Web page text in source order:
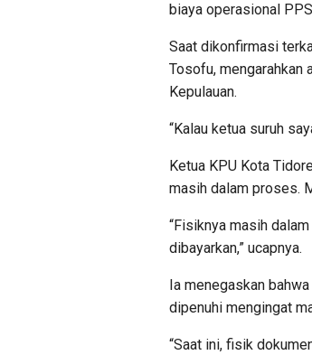
biaya operasional
Saat dikonfirmasi
Tosofu, mengarahkan
Kepulauan.
“Kalau ketua suruh
Ketua KPU Kota
masih dalam proses.
“Fisiknya masih
dibayarkan,” ucapnya.
Ia menegaskan
dipenuhi mengingat
“Saat ini, fisik